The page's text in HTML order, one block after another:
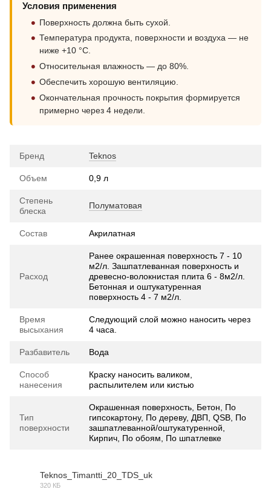
Условия применения
Поверхность должна быть сухой.
Температура продукта, поверхности и воздуха — не
ниже +10 °C.
Относительная влажность — до 80%.
Обеспечить хорошую вентиляцию.
Окончательная прочность покрытия формируется
примерно через 4 недели.
Бренд Teknos
Объем 0,9 л
Степень
блеска
Полуматовая
Состав Акрилатная
Расход
Ранее окрашенная поверхность 7 - 10
м2/л. Зашпатлеванная поверхность и
древесно-волокнистая плита 6 - 8м2/л.
Бетонная и оштукатуренная
поверхность 4 - 7 м2/л.
Время
высыхания
Следующий слой можно наносить через
4 часа.
Разбавитель Вода
Способ
нанесения
Краску наносить валиком,
распылителем или кистью
Тип
поверхности
Окрашенная поверхность, Бетон, По
гипсокартону, По дереву, ДВП, QSB, По
зашпатлеванной/оштукатуренной,
Кирпич, По обоям, По шпатлевке
Teknos_Timantti_20_TDS_uk
320 КБ